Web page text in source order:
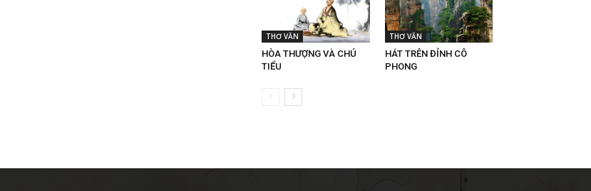
THƠ VĂN
HÒA THƯỢNG VÀ CHÚ
TIỂU
THƠ VĂN
HÁT TRÊN ĐỈNH CÔ
PHONG